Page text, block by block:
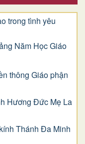
trong tình yêu
Năm Học Giáo
thông Giáo phận
Hương Đức Mẹ La
Thánh Đa Minh